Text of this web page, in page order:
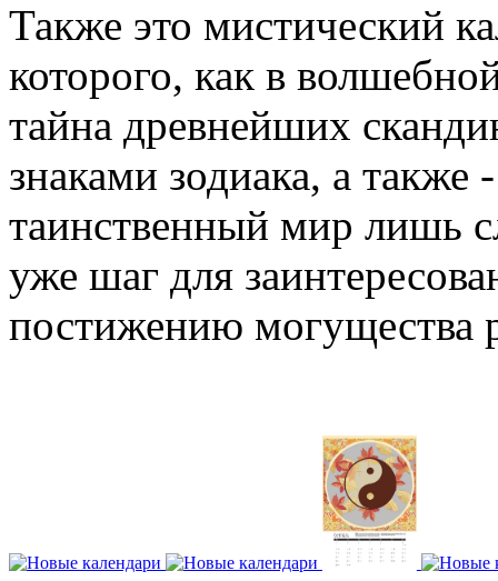
Также это мистический
которого, как в
тайна древнейших
знаками зодиака, а
таинственный мир лишь
уже шаг для
постижению могущества